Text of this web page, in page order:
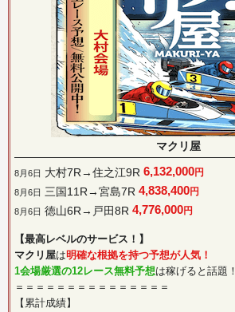
マクリ屋
8月6日 大村7R→住之江9R 6,132,000円
8月6日 三国11R→宮島7R 4,838,400円
8月6日 徳山6R→戸田8R 4,776,000円
【最高レベルのサービス！】
マクリ屋は明確な根拠を持つ予想が人気！
1会場厳選の12レース無料予想は稼げると話題！
＝＝＝＝＝＝＝＝＝＝＝＝＝＝＝
【累計成績】